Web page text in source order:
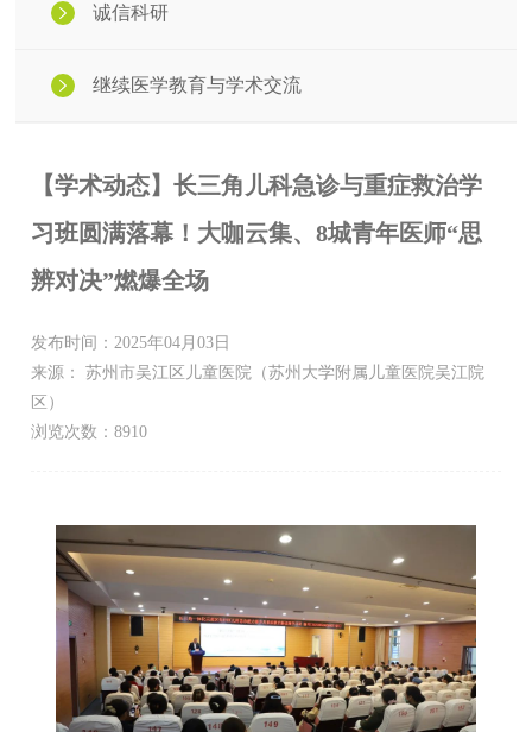
诚信科研
继续医学教育与学术交流
【学术动态】长三角儿科急诊与重症救治学
习班圆满落幕！大咖云集、8城青年医师“思
辨对决”燃爆全场
发布时间：2025年04月03日
来源： 苏州市吴江区儿童医院（苏州大学附属儿童医院吴江院
区）
浏览次数：8910